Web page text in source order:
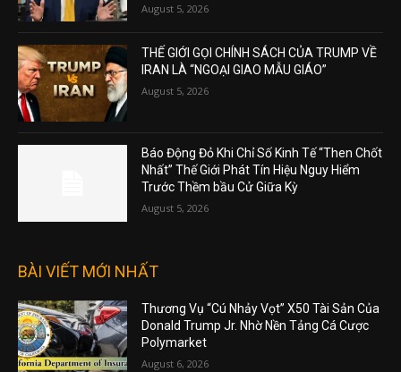
August 5, 2026
THẾ GIỚI GỌI CHÍNH SÁCH CỦA TRUMP VỀ
IRAN LÀ “NGOẠI GIAO MẪU GIÁO”
August 5, 2026
Báo Động Đỏ Khi Chỉ Số Kinh Tế “Then Chốt
Nhất” Thế Giới Phát Tín Hiệu Nguy Hiểm
Trước Thềm bầu Cử Giữa Kỳ
August 5, 2026
BÀI VIẾT MỚI NHẤT
Thương Vụ “Cú Nhảy Vọt” X50 Tài Sản Của
Donald Trump Jr. Nhờ Nền Tảng Cá Cược
Polymarket
August 6, 2026